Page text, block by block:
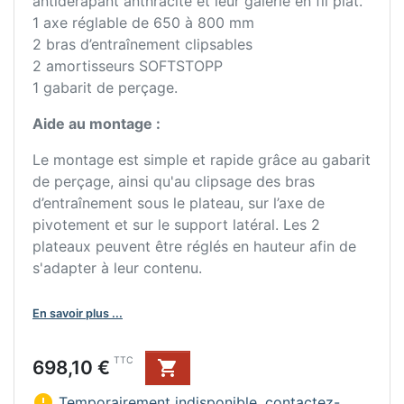
1 axe réglable de 650 à 800 mm
2 bras d’entraînement clipsables
2 amortisseurs SOFTSTOPP
1 gabarit de perçage.
Aide au montage :
Le montage est simple et rapide grâce au gabarit
de perçage, ainsi qu'au clipsage des bras
d’entraînement sous le plateau, sur l’axe de
pivotement et sur le support latéral. Les 2
plateaux peuvent être réglés en hauteur afin de
s'adapter à leur contenu.
En savoir plus ...
Prix
698,10 € TTC
